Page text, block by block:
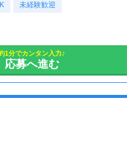
未経験歓迎
1分でカンタン入力♪
応募へ進む